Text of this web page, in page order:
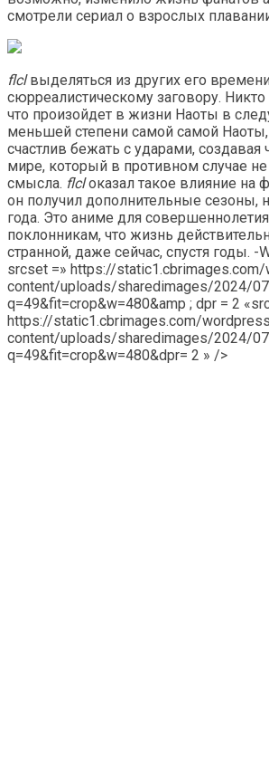
смотрели сериал о взрослых
flclвыделяться из других его
сюрреалистическому заговору. Никто
что произойдет в жизни Наоты в
меньшей степени самой самой
счастлив бежать с ударами,
мире, который в противном случае
смысла. flclоказал такое влияние на
он получил дополнительные сезоны,
года. Это аниме для
поклонникам, что жизнь
странной, даже сейчас, спустя годы. -
srcset =» https://
content/uploads/sharedimages/2024/
q=49&fit=crop&w=480&amp ; dpr = 2
https://static1.cbrimages.com/
content/uploads/sharedimages/2024/
q=49&fit=crop&w=480&dpr= 2 » />